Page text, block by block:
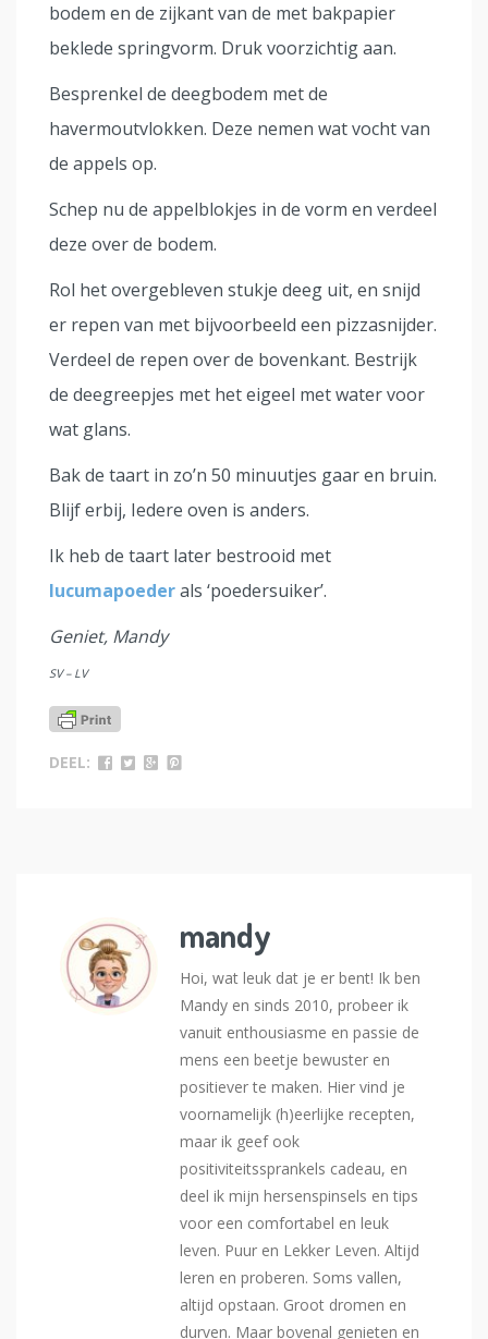
bodem en de zijkant van de met bakpapier
beklede springvorm. Druk voorzichtig aan.
Besprenkel de deegbodem met de
havermoutvlokken. Deze nemen wat vocht van
de appels op.
Schep nu de appelblokjes in de vorm en verdeel
deze over de bodem.
Rol het overgebleven stukje deeg uit, en snijd
er repen van met bijvoorbeeld een pizzasnijder.
Verdeel de repen over de bovenkant. Bestrijk
de deegreepjes met het eigeel met water voor
wat glans.
Bak de taart in zo’n 50 minuutjes gaar en bruin.
Blijf erbij, Iedere oven is anders.
Ik heb de taart later bestrooid met
lucumapoederals ‘poedersuiker’.
Geniet, Mandy
SV – LV
DEEL:
mandy
Hoi, wat leuk dat je er bent! Ik ben
Mandy en sinds 2010, probeer ik
vanuit enthousiasme en passie de
mens een beetje bewuster en
positiever te maken. Hier vind je
voornamelijk (h)eerlijke recepten,
maar ik geef ook
positiviteitssprankels cadeau, en
deel ik mijn hersenspinsels en tips
voor een comfortabel en leuk
leven. Puur en Lekker Leven. Altijd
leren en proberen. Soms vallen,
altijd opstaan. Groot dromen en
durven. Maar bovenal genieten en